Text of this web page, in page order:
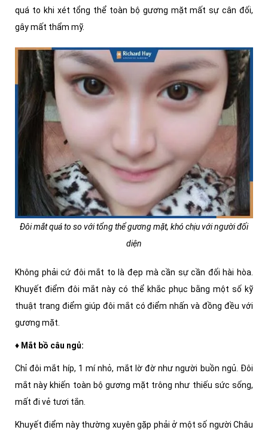
quá to khi xét tổng thể toàn bộ gương mặt mất sự cân đối,
gây mất thẩm mỹ.
Đôi mắt quá to so với tổng thể gương mặt, khó chịu với người đối
diện
Không phải cứ đôi mắt to là đẹp mà cần sự cần đối hài hòa.
Khuyết điểm đôi mắt này có thể khắc phục bằng một số kỹ
thuật trang điểm giúp đôi mắt có điểm nhấn và đồng đều với
gương mặt.
♦ Mắt bồ câu ngủ:
Chỉ đôi mắt híp, 1 mí nhỏ, mắt lờ đờ như người buồn ngủ. Đôi
mắt này khiến toàn bộ gương mặt trông như thiếu sức sống,
mất đi vẻ tươi tắn.
Khuyết điểm này thường xuyên gặp phải ở một số người Châu